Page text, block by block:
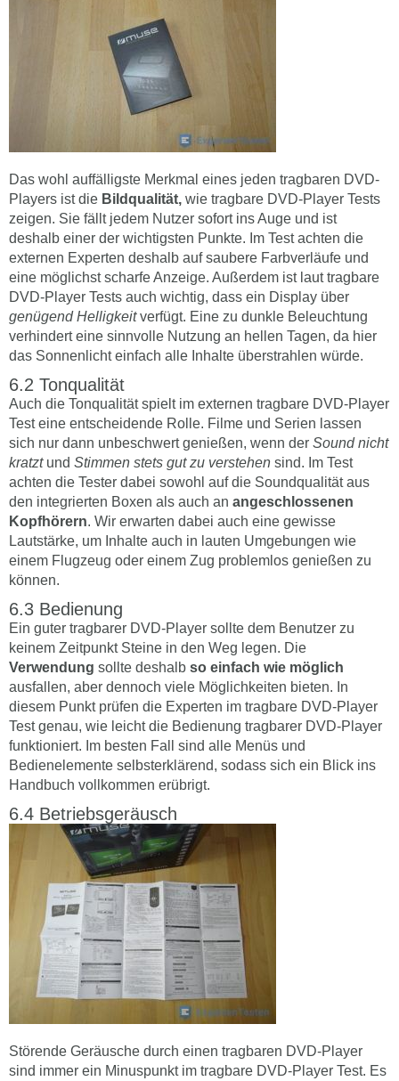
Das wohl auffälligste Merkmal eines jeden tragbaren DVD-
Players ist die Bildqualität, wie tragbare DVD-Player Tests
zeigen. Sie fällt jedem Nutzer sofort ins Auge und ist
deshalb einer der wichtigsten Punkte. Im Test achten die
externen Experten deshalb auf saubere Farbverläufe und
eine möglichst scharfe Anzeige. Außerdem ist laut tragbare
DVD-Player Tests auch wichtig, dass ein Display über
genügend Helligkeitverfügt. Eine zu dunkle Beleuchtung
verhindert eine sinnvolle Nutzung an hellen Tagen, da hier
das Sonnenlicht einfach alle Inhalte überstrahlen würde.
Tonqualität
Auch die Tonqualität spielt im externen tragbare DVD-Player
Test eine entscheidende Rolle. Filme und Serien lassen
sich nur dann unbeschwert genießen, wenn der Sound nicht
kratztund Stimmen stets gut zu verstehen sind. Im Test
achten die Tester dabei sowohl auf die Soundqualität aus
den integrierten Boxen als auch an angeschlossenen
Kopfhörern. Wir erwarten dabei auch eine gewisse
Lautstärke, um Inhalte auch in lauten Umgebungen wie
einem Flugzeug oder einem Zug problemlos genießen zu
können.
Bedienung
Ein guter tragbarer DVD-Player sollte dem Benutzer zu
keinem Zeitpunkt Steine in den Weg legen. Die
Verwendung sollte deshalb so einfach wie möglich
ausfallen, aber dennoch viele Möglichkeiten bieten. In
diesem Punkt prüfen die Experten im tragbare DVD-Player
Test genau, wie leicht die Bedienung tragbarer DVD-Player
funktioniert. Im besten Fall sind alle Menüs und
Bedienelemente selbsterklärend, sodass sich ein Blick ins
Handbuch vollkommen erübrigt.
Betriebsgeräusch
Störende Geräusche durch einen tragbaren DVD-Player
sind immer ein Minuspunkt im tragbare DVD-Player Test. Es